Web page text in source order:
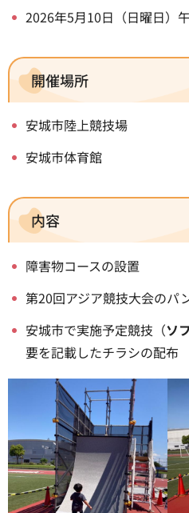
2026年5月10日（日曜日）
開催場所
安城市陸上競技場
安城市体育館
内容
障害物コースの設置
第20回アジア競技大会のパ
安城市で実施予定競技（ソ
要を記載したチラシの配布